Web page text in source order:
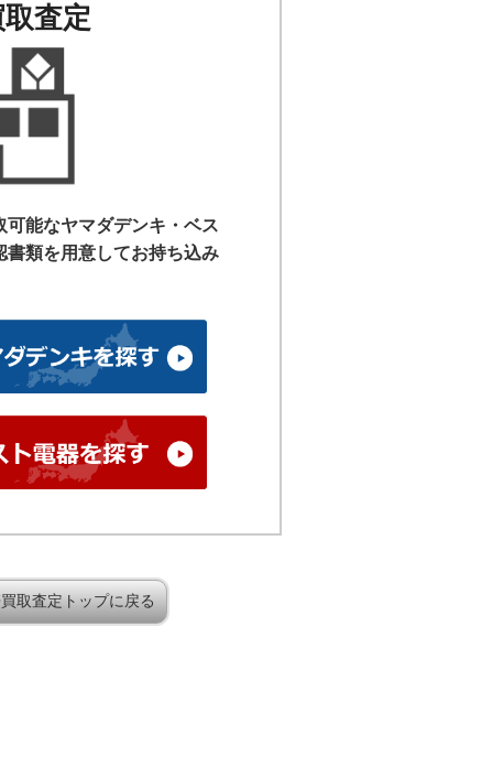
査定
能なヤマダデンキ・ベス
書類を用意してお持ち込み
取査定トップに戻る